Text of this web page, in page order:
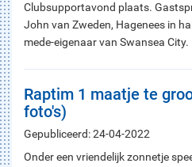
Clubsupportavond plaats.
John van Zweden, Hagenees in
mede-eigenaar van Swansea City.
Raptim 1 maatje te
foto's)
Gepubliceerd: 24-04-2022
Onder een vriendelijk zonnetje